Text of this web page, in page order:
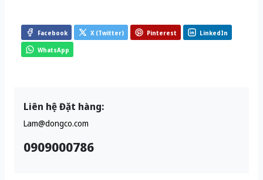
Facebook X (Twitter) Pinterest LinkedIn
WhatsApp
Liên hệ Đặt hàng:
Lam@dongco.com
0909000786